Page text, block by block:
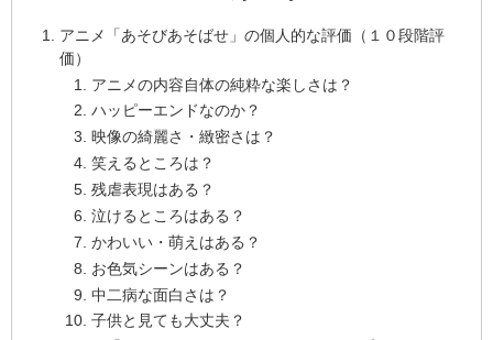
アニメ「あそびあそばせ」の個人的な評価（１０段階評
価）
アニメの内容自体の純粋な楽しさは？
ハッピーエンドなのか？
映像の綺麗さ・緻密さは？
笑えるところは？
残虐表現はある？
泣けるところはある？
かわいい・萌えはある？
お色気シーンはある？
中二病な面白さは？
子供と見ても大丈夫？